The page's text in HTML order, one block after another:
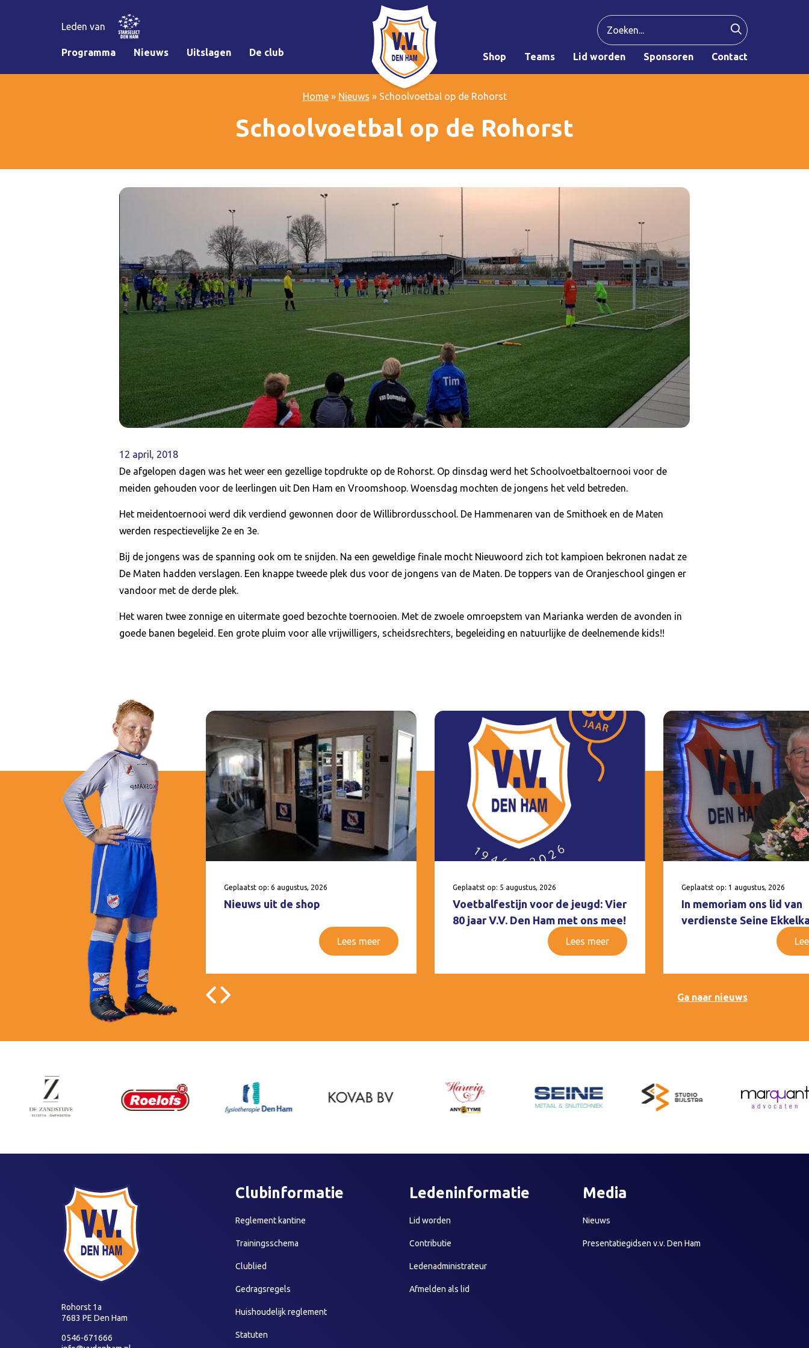
Leden van
Programma Nieuws Uitslagen De club Shop Teams Lid worden Sponsoren Contact
Home» Nieuws » Schoolvoetbal op de Rohorst
Schoolvoetbal op de Rohorst
12 april, 2018
De afgelopen dagen was het weer een gezellige topdrukte op de Rohorst. Op dinsdag werd het Schoolvoetbaltoernooi voor de
meiden gehouden voor de leerlingen uit Den Ham en Vroomshoop. Woensdag mochten de jongens het veld betreden.
Het meidentoernooi werd dik verdiend gewonnen door de Willibrordusschool. De Hammenaren van de Smithoek en de Maten
werden respectievelijke 2e en 3e.
Bij de jongens was de spanning ook om te snijden. Na een geweldige finale mocht Nieuwoord zich tot kampioen bekronen nadat ze
De Maten hadden verslagen. Een knappe tweede plek dus voor de jongens van de Maten. De toppers van de Oranjeschool gingen er
vandoor met de derde plek.
Het waren twee zonnige en uitermate goed bezochte toernooien. Met de zwoele omroepstem van Marianka werden de avonden in
goede banen begeleid. Een grote pluim voor alle vrijwilligers, scheidsrechters, begeleiding en natuurlijke de deelnemende kids!!
Geplaatst op: 6 augustus, 2026
Nieuws uit de shop
Lees meer
Geplaatst op: 5 augustus, 2026
Voetbalfestijn voor de jeugd: Vier
80 jaar V.V. Den Ham met ons mee!
Lees meer
Geplaatst op: 1 augustus, 2026
In memoriam ons lid van
verdienste Seine
Ga naar nieuws
Rohorst 1a
7683 PE Den Ham
0546-671666
Clubinformatie
Reglement kantine
Trainingsschema
Clublied
Gedragsregels
Huishoudelijk reglement
Statuten
Ledeninformatie
Lid worden
Contributie
Ledenadministrateur
Afmelden als lid
Media
Nieuws
Presentatiegidsen v.v. Den Ham